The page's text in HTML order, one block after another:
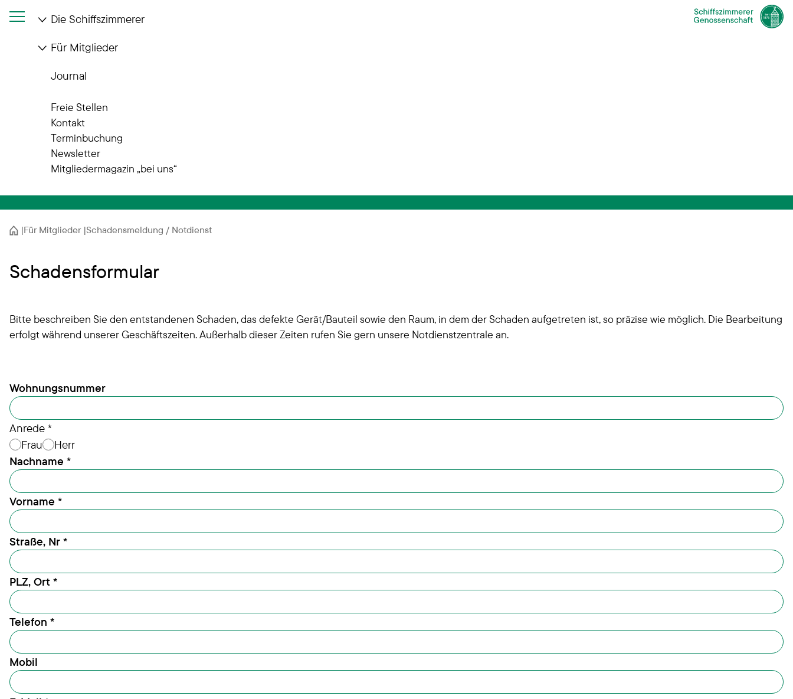
Die Schiffszimmerer
Für Mitglieder
Journal
Freie Stellen
Kontakt
Terminbuchung
Newsletter
Mitgliedermagazin „bei uns“
Wir sind für Sie da
Schadensmeldung
und Notdienst
Startseite
Für Mitglieder Schadensmeldung / Notdienst
Schadensformular
Bitte beschreiben Sie den entstandenen Schaden, das defekte Gerät/Bauteil sowie den Raum, in dem der Schaden aufgetreten ist, so präzise wie möglich. Die Bearbeitung
erfolgt während unserer Geschäftszeiten. Außerhalb dieser Zeiten rufen Sie gern unsere Notdienstzentrale an.
Wohnungsnummer
Anrede *
Frau
Herr
Nachname *
Vorname *
Straße, Nr *
PLZ, Ort *
Telefon *
Mobil
schadensmeldung-144-ygblPqHhn9oif6E7